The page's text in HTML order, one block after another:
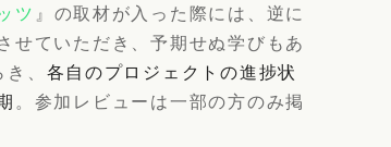
ツ 』の取材が入った際には、逆に
せていただき、予期せぬ学びもあ
、 各自のプロジェクトの進捗状
。参加レビューは一部の方のみ掲